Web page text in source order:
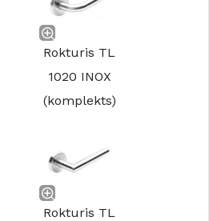
Rokturis TL
1020 INOX
(komplekts)
Rokturis TL